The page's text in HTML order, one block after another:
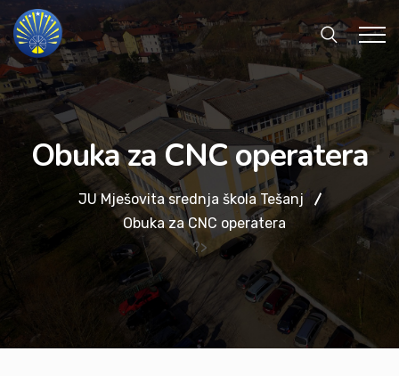
Obuka za CNC operatera
JU Mješovita srednja škola Tešanj
Obuka za CNC operatera
?>